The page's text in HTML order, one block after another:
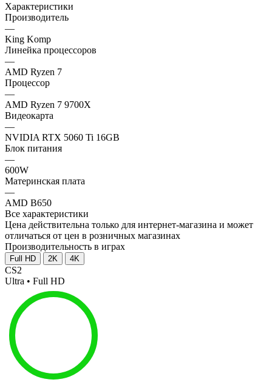
Характеристики
Производитель
—
King Komp
Линейка процессоров
—
AMD Ryzen 7
Процессор
—
AMD Ryzen 7 9700X
Видеокарта
—
NVIDIA RTX 5060 Ti 16GB
Блок питания
—
600W
Материнская плата
—
AMD B650
Все характеристики
Цена действительна только для интернет-магазина и может
отличаться от цен в розничных магазинах
Производительность в играх
Full HD 2K 4K
CS2
Ultra • Full HD